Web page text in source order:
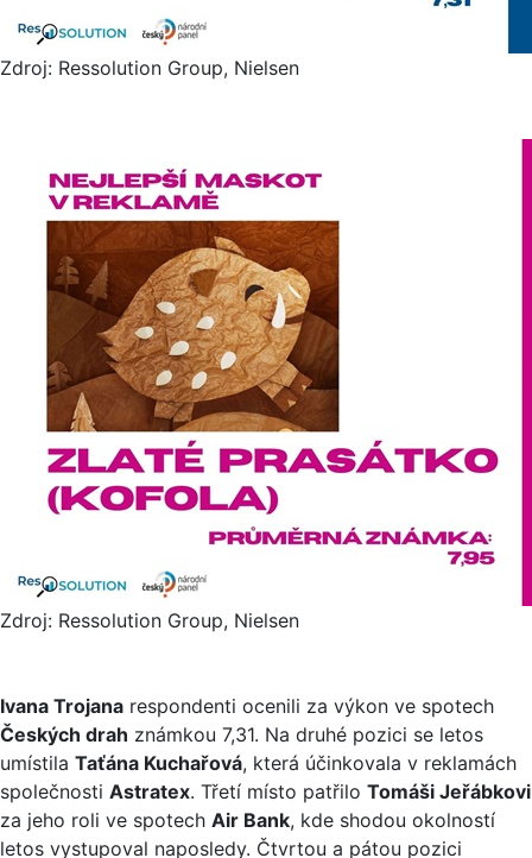
Zdroj: Ressolution Group, Nielsen
Zdroj: Ressolution Group, Nielsen
Ivana Trojana respondenti ocenili za výkon ve spotech
Českých drah známkou 7,31. Na druhé pozici se letos
umístila Taťána Kuchařová, která účinkovala v reklamách
společnosti Astratex. Třetí místo patřilo Tomáši Jeřábkovi
za jeho roli ve spotech Air Bank, kde shodou okolností
letos vystupoval naposledy. Čtvrtou a pátou pozici